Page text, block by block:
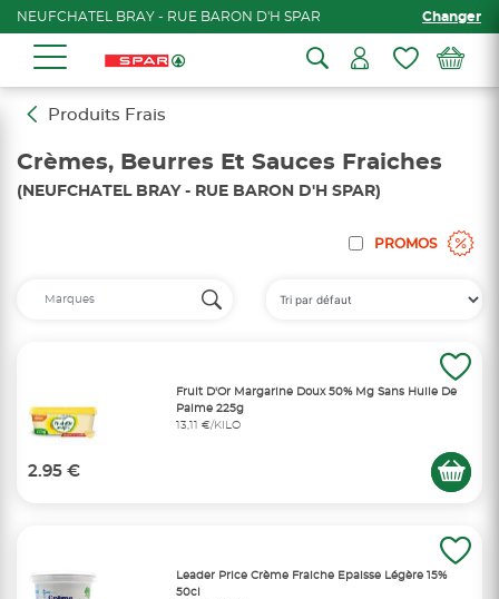
NEUFCHATEL BRAY - RUE BARON D'H SPAR Changer
Produits Frais
Crèmes, Beurres Et Sauces Fraiches
(NEUFCHATEL BRAY - RUE BARON D'H SPAR)
PROMOS
Fruit D'Or Margarine Doux 50% Mg Sans Huile De
Palme 225g
13,11 €/KILO
2.95 €
Leader Price Crème Fraiche Epaisse Légère 15%
50cl